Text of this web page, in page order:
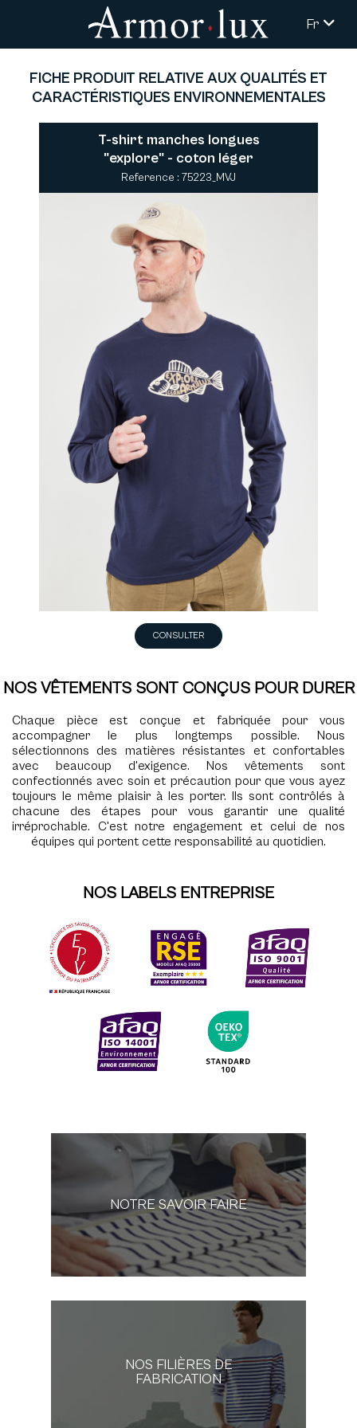
Fr
FICHE PRODUIT RELATIVE AUX QUALITÉS ET
CARACTÉRISTIQUES ENVIRONNEMENTALES
T-shirt manches longues
"explore" - coton léger
Reference : 75223_MVJ
CONSULTER
NOS VÊTEMENTS SONT CONÇUS POUR DURER
Chaque pièce est conçue et fabriquée pour vous
accompagner le plus longtemps possible. Nous
sélectionnons des matières résistantes et confortables
avec beaucoup d'exigence. Nos vêtements sont
confectionnés avec soin et précaution pour que vous ayez
toujours le même plaisir à les porter. Ils sont contrôlés à
chacune des étapes pour vous garantir une qualité
irréprochable. C'est notre engagement et celui de nos
équipes qui portent cette responsabilité au quotidien.
NOS LABELS ENTREPRISE
NOTRE SAVOIR FAIRE
NOS FILIÈRES DE
FABRICATION